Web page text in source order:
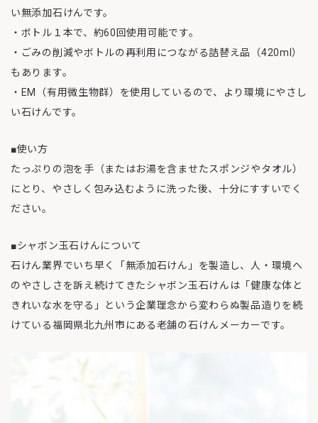
い無添加石けんです。
・ボトル１本で、約60回使用可能です。
・ごみの削減やボトルの再利用につながる詰替え品（420ml）
もあります。
・EM（有用微生物群）を使用しているので、より環境にやさし
い石けんです。
■使い方
たっぷりの泡を手（またはお湯を含ませたスポンジやタオル）
にとり、やさしく包み込むように洗った後、十分にすすいでく
ださい。
■シャボン玉石けんについて
石けん業界でいち早く「無添加石けん」を製造し、人・環境へ
のやさしさを訴え続けてきたシャボン玉石けんは「健康な体と
きれいな水を守る」という企業理念から変わらぬ製品造りを続
けている福岡県北九州市にある老舗の石けんメーカーです。